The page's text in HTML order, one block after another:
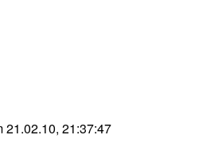
21.02.10, 21:37:47